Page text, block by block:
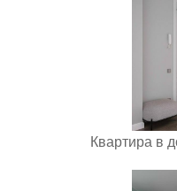
Квартира в